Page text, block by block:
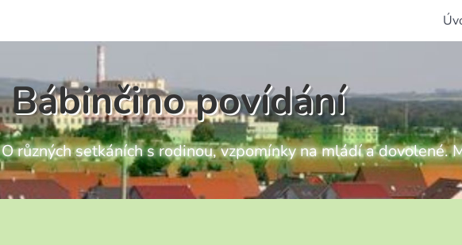
Bábinčino povídání
různých setkáních s rodinou, vzpomínky na mládí a dovolené.